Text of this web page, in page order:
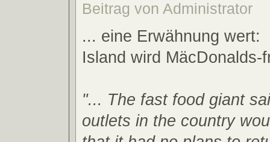
Beitrag von Administrator
... eine Erwähnung wert:
Island wird MäcDonalds-
"... The fast food giant
outlets in the country